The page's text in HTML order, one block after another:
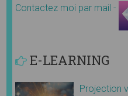
Contactez moi par mail -
E-LEARNING
Projection